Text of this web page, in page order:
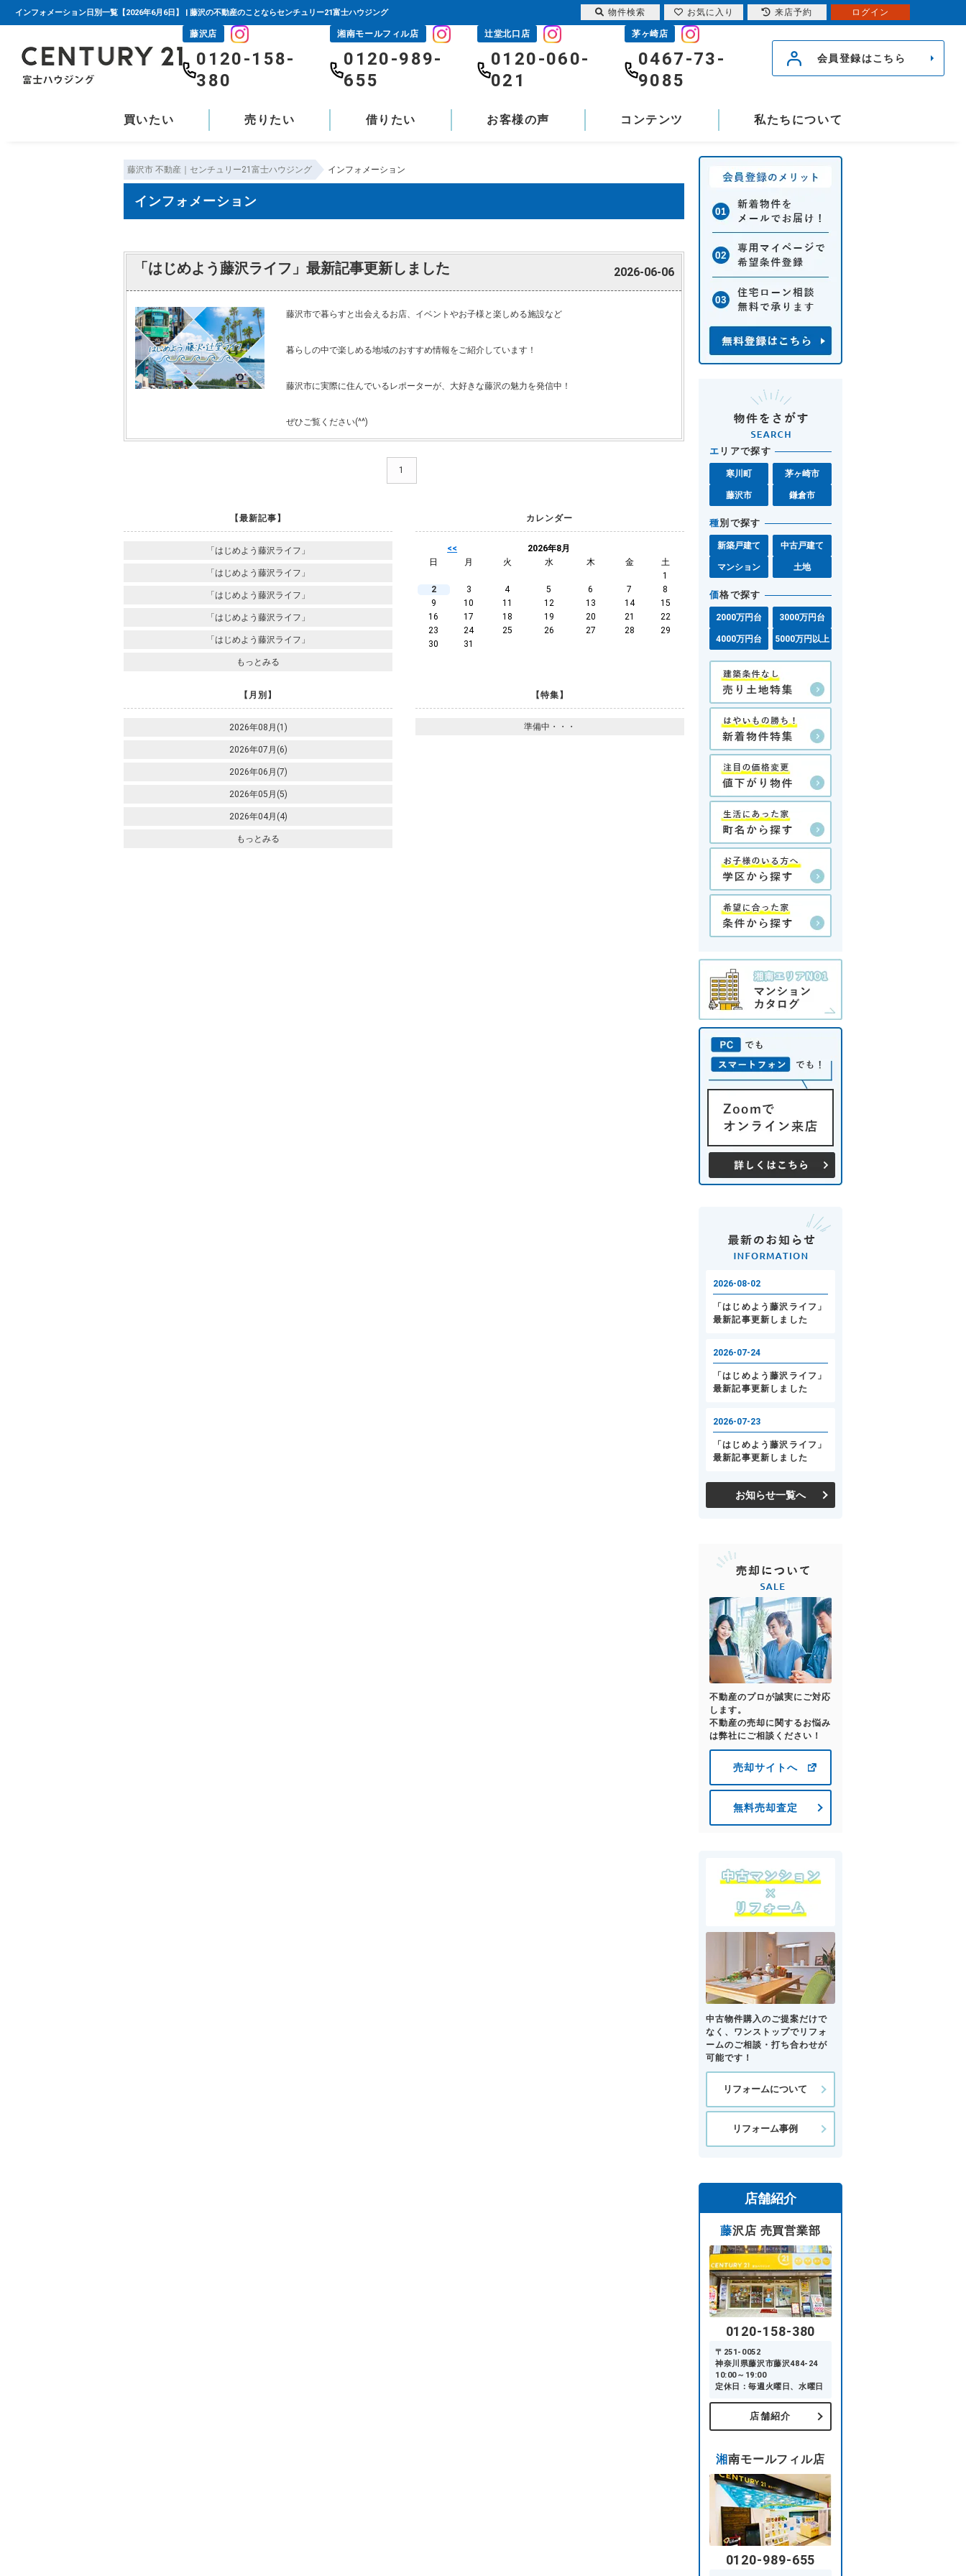
インフォメーション日別一覧【2026年6月6日】 | 藤沢の不動産のことならセンチュリー21富士ハウジング
藤沢店
0120-158-
380
湘南モールフィル店
0120-989-
655
辻堂北口店
0120-060-
021
茅ヶ崎店
0467-73-
9085
会員登録はこちら
買いたい 売りたい 借りたい お客様の声 コンテンツ 私たちについて
藤沢市 不動産｜センチュリー21富士ハウジング インフォメーション
インフォメーション
「はじめよう藤沢ライフ」最新記事更新しました 2026-06-06
藤沢市で暮らすと出会えるお店、イベントやお子様と楽しめる施設など
暮らしの中で楽しめる地域のおすすめ情報をご紹介しています！
藤沢市に実際に住んでいるレポーターが、大好きな藤沢の魅力を発信中！
ぜひご覧ください(^^)
1
【最新記事】
「はじめよう藤沢ライフ」
「はじめよう藤沢ライフ」
「はじめよう藤沢ライフ」
「はじめよう藤沢ライフ」
「はじめよう藤沢ライフ」
もっとみる
カレンダー
<<
2026年8月
日
月 火 水 木 金
土
1
2
3 4 5 6 7
8
9
10 11 12 13 14
15
16
17 18 19 20 21
22
23
24 25 26 27 28
29
30
31
【月別】
2026年08月(1)
2026年07月(6)
2026年06月(7)
2026年05月(5)
2026年04月(4)
もっとみる
【特集】
準備中・・・
エ リアで探す
寒川町 茅ヶ崎市
藤沢市 鎌倉市
種別で探す
新築戸建て 中古戸建て
マンション 土地
価格で探す
2000万円台 3000万円台
4000万円台 5000万円以上
お知らせ一覧へ
不動産のプロが誠実にご対応
します。
不動産の売却に関するお悩み
は弊社にご相談ください！
売却サイトへ
無料売却査定
中古物件購入のご提案だけで
なく、ワンストップでリフォ
ームのご相談・打ち合わせが
可能です！
リフォームについて
リフォーム事例
店舗紹介
藤沢店 売買営業部
0120-158-380
〒251-0052
神奈川県藤沢市藤沢484-24
10:00～19:00
定休日：毎週火曜日、水曜日
店舗紹介
湘南モールフィル店
0120-989-655
物件検索 お気に入り 来店予約 ログイン